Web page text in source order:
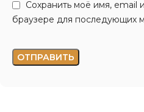
Сохранить моё имя, email
браузере для последующих